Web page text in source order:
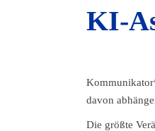
KI-
davon
Die größte